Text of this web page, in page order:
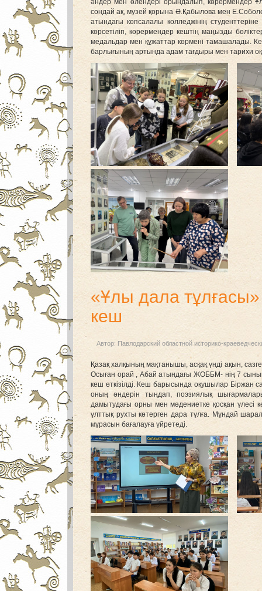
әндер мен өлендері орындалып, көрермендер
сондай ақ, музей қорына Ә.Қабылова мен
атындағы көпсалалы колледжінің
көрсетіліп, көрермендер кештің маңызды
медальдар мен құжаттар көрмені тамашалады.
барлығының артында адам тағдыры мен тарихи
«Ұлы дала
кеш
Автор: Павлодарский областной историко-
Қазақ халқының мақтанышы, асқақ үнді ақын,
Осыған орай , Абай атындағы ЖОББМ- нің 7
кеш өткізілді. Кеш барысында оқушылар Біржан
оның әндерін тыңдап, поэзиялық
дамытудағы орны мен мәдениетке қосқан үлесі
ұлттық рухты көтерген дара тұлға. Мұндай
мұрасын бағалауға үйретеді.